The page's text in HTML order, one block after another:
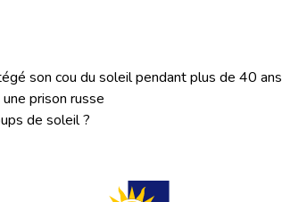
son cou du soleil pendant plus de 40 ans
prison russe
de soleil ?